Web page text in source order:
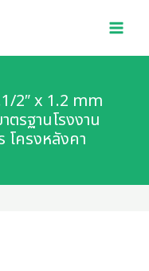
2″ x 1.2 mm
รฐานโรงงาน
โครงหลังคา